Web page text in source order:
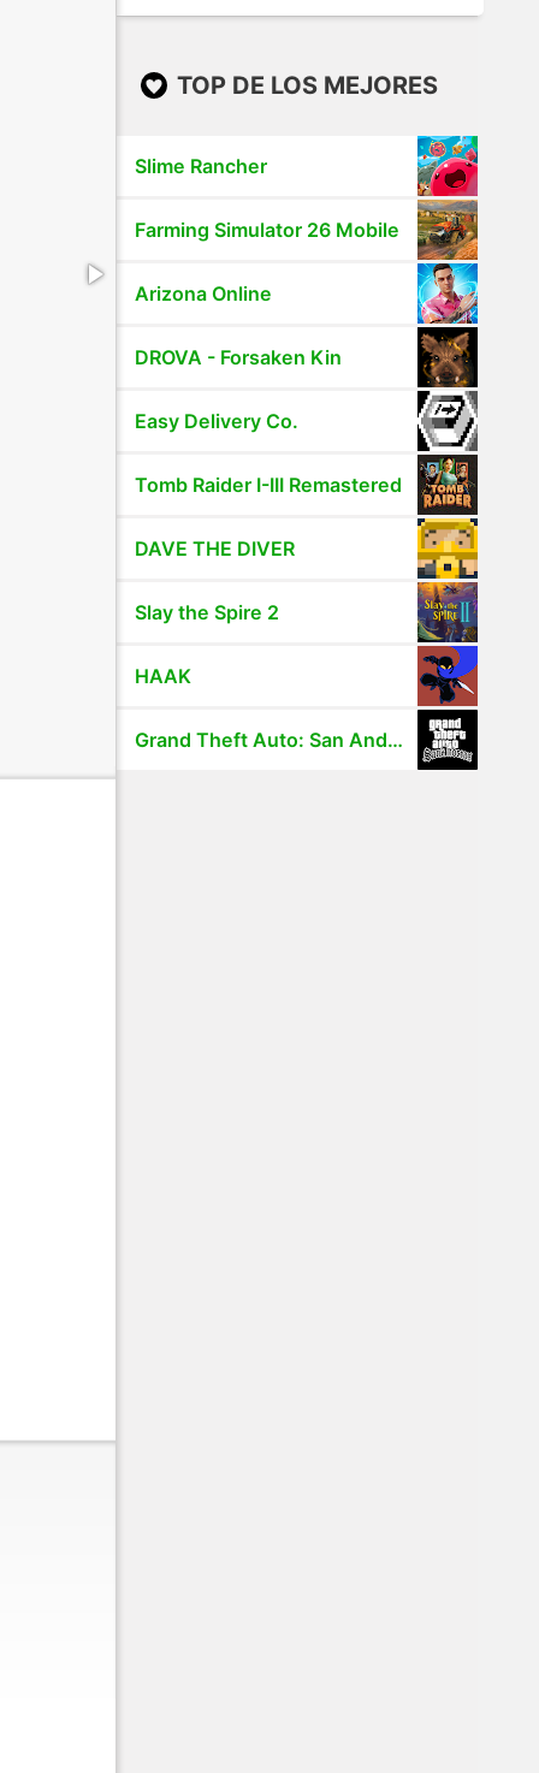
TOP DE LOS MEJORES
Slime Rancher
Farming Simulator 26 Mobile
Arizona Online
DROVA - Forsaken Kin
Easy Delivery Co.
Tomb Raider I-III Remastered
DAVE THE DIVER
Slay the Spire 2
HAAK
Grand Theft Auto: San Andreas